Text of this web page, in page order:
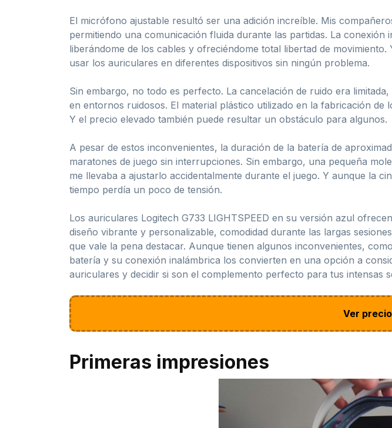
El micrófono ajustable resultó ser una adición increíble. Mis
permitiendo una comunicación fluida durante las partidas. La
liberándome de los cables y ofreciéndome total libertad de
usar los auriculares en diferentes dispositivos sin ningún problema.
Sin embargo, no todo es perfecto. La cancelación de ruido era
en entornos ruidosos. El material plástico utilizado en la fabricación
Y el precio elevado también puede resultar un obstáculo para algunos.
A pesar de estos inconvenientes, la duración de la batería de
maratones de juego sin interrupciones. Sin embargo, una pequeña
me llevaba a ajustarlo accidentalmente durante el juego. Y aunque la
tiempo perdía un poco de tensión.
Los auriculares Logitech G733 LIGHTSPEED en su versión azul
diseño vibrante y personalizable, comodidad durante las largas
que vale la pena destacar. Aunque tienen algunos inconvenientes,
batería y su conexión inalámbrica los convierten en una opción a
auriculares y decidir si son el complemento perfecto para tus intensas
Ver
Primeras impresiones